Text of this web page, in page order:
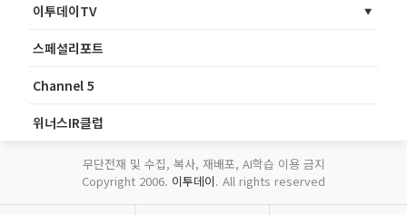
이투데이TV
스페셜리포트
Channel 5
위너스IR클럽
무단전재 및 수집, 복사, 재배포, AI학습 이용 금지
Copyright 2006. 이투데이. All rights reserved